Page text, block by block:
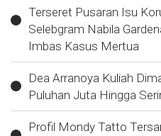
Terseret Pusaran Isu
Selebgram Nabila
Imbas Kasus Mertua
Dea Arranoya Kuliah
Puluhan Juta Hingga
Profil Mondy Tatto